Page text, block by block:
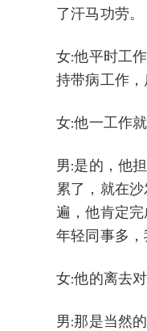
了汗马功劳。
女:他平时工
持带病工作，
女:他一工作
男:是的，他
累了，就在
遍，他肯定
年轻同事多，
女:他的离去
男:那是当然